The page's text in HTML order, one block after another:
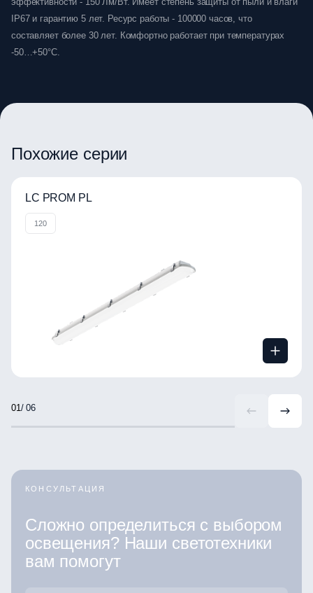
IP67 и гарантию 5 лет. Ресурс работы - 100000 часов, что
составляет более 30 лет. Комфортно работает при температурах
-50…+50°C.
Похожие серии
LC PROM PL
120
/ 06
КОНСУЛЬТАЦИЯ
Сложно определиться с выбором
освещения? Наши светотехники
вам помогут